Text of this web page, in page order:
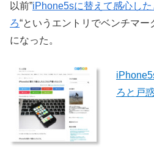
以前”iPhone5sに替えて感心し
ろ“というエントリでベンチマ
になった。
ろと戸